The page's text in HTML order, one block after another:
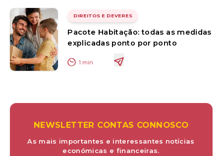
DIREITOS E DEVERES
Pacote Habitação: todas as medidas
explicadas ponto por ponto
1 min
NEWSLETTER CONTAS CONNOSCO
As mais importantes e interessantes notícias
económicas e financeiras.